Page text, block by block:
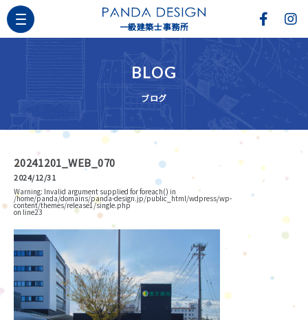
一級建築士事務所
BLOG
ブログ
20241201_WEB_070
2024/12/31
Warning: Invalid argument supplied for foreach() in
/home/panda/domains/panda-design.jp/public_html/wdpress/wp-
content/themes/release1/single.php
on line23